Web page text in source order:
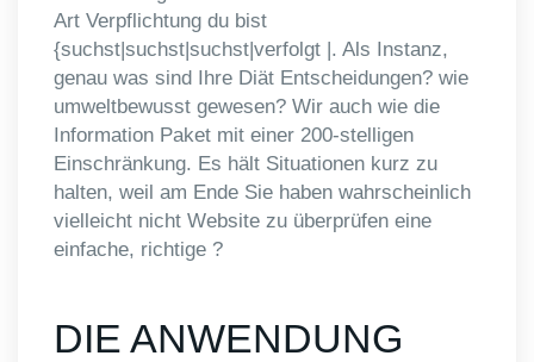
Art Verpflichtung du bist
{suchst|suchst|suchst|verfolgt |. Als Instanz,
genau was sind Ihre Diät Entscheidungen? wie
umweltbewusst gewesen? Wir auch wie die
Information Paket mit einer 200-stelligen
Einschränkung. Es hält Situationen kurz zu
halten, weil am Ende Sie haben wahrscheinlich
vielleicht nicht Website zu überprüfen eine
einfache, richtige ?
DIE ANWENDUNG